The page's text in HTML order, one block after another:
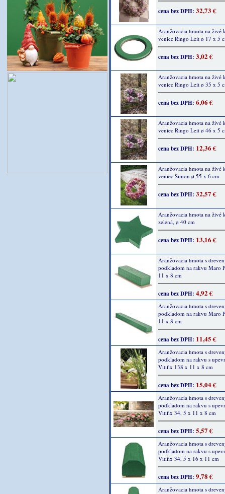
cena bez DPH: 32,73 €
Aranžovacia hmota na živé
veniec Ringo Leit ø 17 x 5
cena bez DPH: 3,02 €
Aranžovacia hmota na živé
veniec Ringo Leit ø 35 x 5
cena bez DPH: 6,06 €
Aranžovacia hmota na živé
veniec Ringo Leit ø 46 x 5
cena bez DPH: 12,36 €
Aranžovacia hmota na živé
veniec Simon ø 55 x 6 cm
cena bez DPH: 32,57 €
Aranžovacia hmota na živé
zelená, ø 40 cm
cena bez DPH: 13,16 €
Aranžovacia hmota s
podkladom na rakvu Maro
11 x 8 cm
cena bez DPH: 4,92 €
Aranžovacia hmota s
podkladom na rakvu Maro
11 x 8 cm
cena bez DPH: 11,45 €
Aranžovacia hmota s
podkladom na rakvu s
Vitifix 138 x 11 x 8 cm
cena bez DPH: 15,04 €
Aranžovacia hmota s
podkladom na rakvu s
Vitifix 34, 5 x 11 x 8 cm
cena bez DPH: 5,57 €
Aranžovacia hmota s
podkladom na rakvu s
Vitifix 34, 5 x 16 x 11 cm
cena bez DPH: 9,78 €
Aranžovacia hmota s